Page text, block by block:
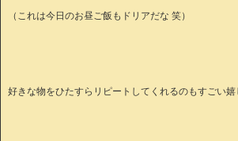
（これは今日のお昼ご飯もドリアだな 笑）
好きな物をひたすらリピートしてくれるのもすごい